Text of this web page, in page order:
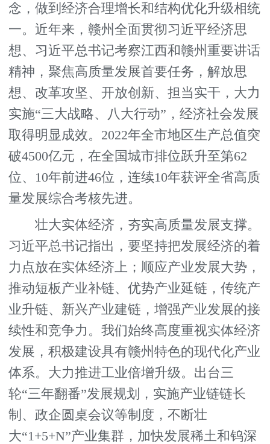
念，做到经济合理增长和结构优化升级相统
一。近年来，赣州全面贯彻习近平经济思
想、习近平总书记考察江西和赣州重要讲话
精神，聚焦高质量发展首要任务，解放思
想、改革攻坚、开放创新、担当实干，大力
实施“三大战略、八大行动”，经济社会发展
取得明显成效。2022年全市地区生产总值突
破4500亿元，在全国城市排位跃升至第62
位、10年前进46位，连续10年获评全省高质
量发展综合考核先进。
壮大实体经济，夯实高质量发展支撑。
习近平总书记指出，要坚持把发展经济的着
力点放在实体经济上；顺应产业发展大势，
推动短板产业补链、优势产业延链，传统产
业升链、新兴产业建链，增强产业发展的接
续性和竞争力。我们始终高度重视实体经济
发展，积极建设具有赣州特色的现代化产业
体系。大力推进工业倍增升级。出台三
轮“三年翻番”发展规划，实施产业链链长
制、政企圆桌会议等制度，不断壮
大“1+5+N”产业集群，加快发展稀土和钨深